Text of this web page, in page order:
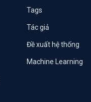
Tags
Tác giả
Đề xuất hệ thống
Machine Learning